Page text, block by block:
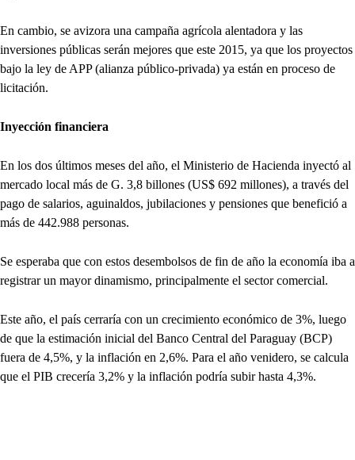
En cambio, se avizora una campaña agrícola alentadora y las
inversiones públicas serán mejores que este 2015, ya que los proyectos
bajo la ley de APP (alianza público-privada) ya están en proceso de
licitación.
Inyección financiera
En los dos últimos meses del año, el Ministerio de Hacienda inyectó al
mercado local más de G. 3,8 billones (US$ 692 millones), a través del
pago de salarios, aguinaldos, jubilaciones y pensiones que benefició a
más de 442.988 personas.
Se esperaba que con estos desembolsos de fin de año la economía iba a
registrar un mayor dinamismo, principalmente el sector comercial.
Este año, el país cerraría con un crecimiento económico de 3%, luego
de que la estimación inicial del Banco Central del Paraguay (BCP)
fuera de 4,5%, y la inflación en 2,6%. Para el año venidero, se calcula
que el PIB crecería 3,2% y la inflación podría subir hasta 4,3%.